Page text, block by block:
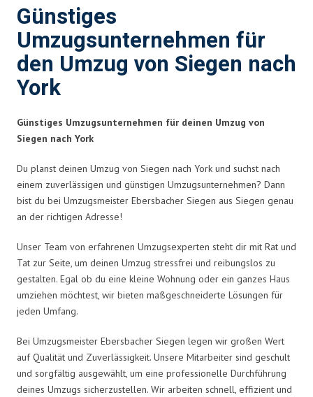
Günstiges
Umzugsunternehmen für
den Umzug von Siegen nach
York
Günstiges Umzugsunternehmen für deinen Umzug von
Siegen nach York
Du planst deinen Umzug von Siegen nach York und suchst nach
einem zuverlässigen und günstigen Umzugsunternehmen? Dann
bist du bei Umzugsmeister Ebersbacher Siegen aus Siegen genau
an der richtigen Adresse!
Unser Team von erfahrenen Umzugsexperten steht dir mit Rat und
Tat zur Seite, um deinen Umzug stressfrei und reibungslos zu
gestalten. Egal ob du eine kleine Wohnung oder ein ganzes Haus
umziehen möchtest, wir bieten maßgeschneiderte Lösungen für
jeden Umfang.
Bei Umzugsmeister Ebersbacher Siegen legen wir großen Wert
auf Qualität und Zuverlässigkeit. Unsere Mitarbeiter sind geschult
und sorgfältig ausgewählt, um eine professionelle Durchführung
deines Umzugs sicherzustellen. Wir arbeiten schnell, effizient und